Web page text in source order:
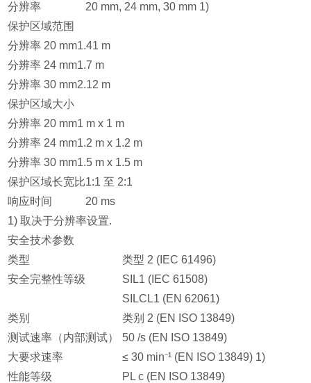
分辨率
20 mm, 24 mm, 30 mm 1)
保护区域范围
分辨率 20 mm1.41 m
分辨率 24 mm1.7 m
分辨率 30 mm2.12 m
保护区域大小
分辨率 20 mm1 m x 1 m
分辨率 24 mm1.2 m x 1.2 m
分辨率 30 mm1.5 m x 1.5 m
保护区域长宽比1:1 至 2:1
响应时间
20 ms
1) 取决于分辨率设置.
安全技术参数
类型
类型 2 (IEC 61496)
安全完整性等级
SIL1 (IEC 61508)
SILCL1 (EN 62061)
类别
类别 2 (EN ISO 13849)
测试速率（内部测试）
50 /s (EN ISO 13849)
大要求速率
≤ 30 min⁻¹ (EN ISO 13849) 1)
性能等级
PL c (EN ISO 13849)